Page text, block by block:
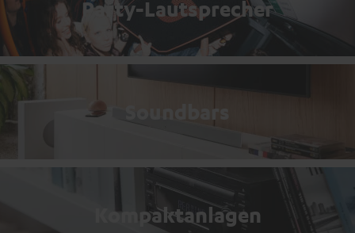
Party-Lautsprecher
Soundbars
Kompaktanlagen